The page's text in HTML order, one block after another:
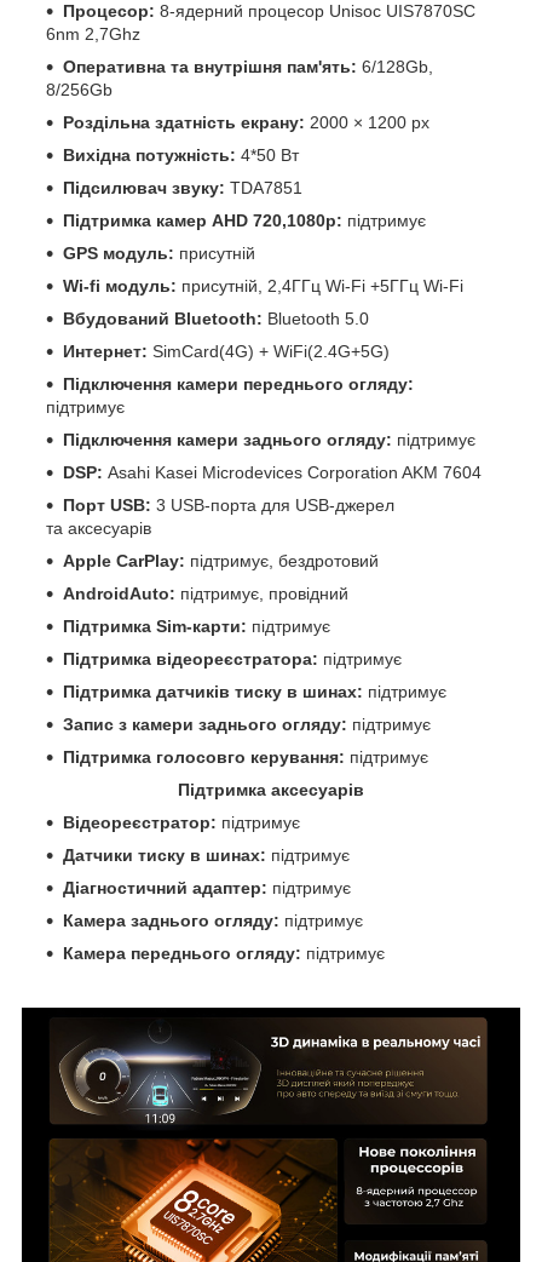
Процесор: 8-ядерний процесор Unisoc UIS7870SC
6nm 2,7Ghz
Оперативна та внутрішня пам'ять: 6/128Gb,
8/256Gb
Роздільна здатність екрану: 2000 × 1200 px
Вихідна потужність: 4*50 Вт
Підсилювач звуку: TDA7851
Підтримка камер AHD 720,1080р: підтримує
GPS модуль: присутній
Wi-fi модуль: присутній, 2,4ГГц Wi-Fi +5ГГц Wi-Fi
Вбудований Bluetooth: Bluetooth 5.0
Интернет: SimCard(4G) + WiFi(2.4G+5G)
Підключення камери переднього огляду:
підтримує
Підключення камери заднього огляду: підтримує
DSP: Asahi Kasei Microdevices Corporation AKM 7604
Порт USB: 3 USB-порта для USB-джерел
та аксесуарів
Apple CarPlay: підтримує, бездротовий
AndroidAuto: підтримує, провідний
Підтримка Sim-карти: підтримує
Підтримка відеореєстратора: підтримує
Підтримка датчиків тиску в шинах: підтримує
Запис з камери заднього огляду: підтримує
Підтримка голосовго керування: підтримує
Підтримка аксесуарів
Відеореєстратор: підтримує
Датчики тиску в шинах: підтримує
Діагностичний адаптер: підтримує
Камера заднього огляду: підтримує
Камера переднього огляду: підтримує